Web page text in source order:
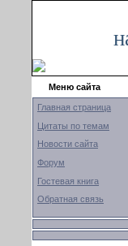
Меню сайта
Главная страница
Цитаты по темам
Новости сайта
Форум
Гостевая книга
Обратная связь